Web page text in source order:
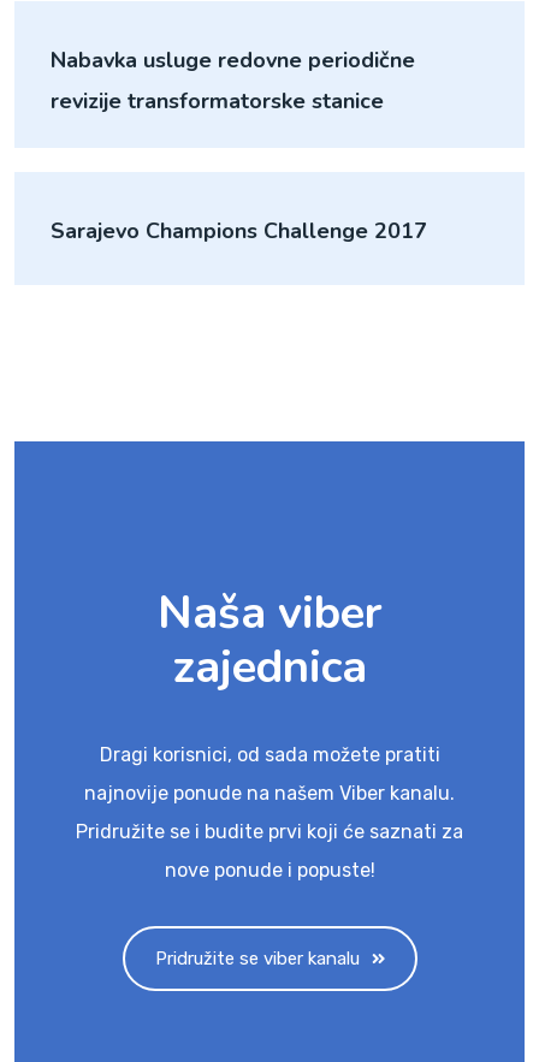
Nabavka usluge redovne periodične
revizije transformatorske stanice
Sarajevo Champions Challenge 2017
Naša viber
zajednica
Dragi korisnici, od sada možete pratiti
najnovije ponude na našem Viber kanalu.
Pridružite se i budite prvi koji će saznati za
nove ponude i popuste!
Pridružite se viber kanalu